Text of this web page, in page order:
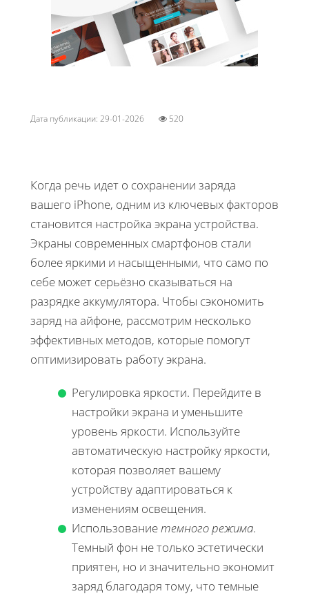
Дата публикации: 29-01-2026 520
Когда речь идет о сохранении заряда
вашего iPhone, одним из ключевых факторов
становится настройка экрана устройства.
Экраны современных смартфонов стали
более яркими и насыщенными, что само по
себе может серьёзно сказываться на
разрядке аккумулятора. Чтобы сэкономить
заряд на айфоне, рассмотрим несколько
эффективных методов, которые помогут
оптимизировать работу экрана.
Регулировка яркости. Перейдите в
настройки экрана и уменьшите
уровень яркости. Используйте
автоматическую настройку яркости,
которая позволяет вашему
устройству адаптироваться к
изменениям освещения.
Использованиетемного режима.
Темный фон не только эстетически
приятен, но и значительно экономит
заряд благодаря тому, что темные